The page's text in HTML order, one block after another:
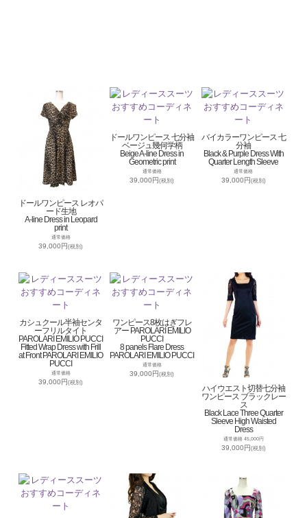
ドールワンピース レオパ
ード生地
A-line Dress in Leopard
print
通常価格
39,000円(税別)
ドールワンピース 七分袖
ベージュ幾何学柄
Beige A-line Dress in
Geometric print
通常価格
39,000円(税別)
バイカラーワンピース 七
分袖
Black & Purple Dress With
Quarter Length Sleeve
通常価格
39,000円(税別)
カシュクール半袖センタ
ーフリルタイト
PAROLARI EMILIO PUCCI
Fitted Wrap Dress with Frill
at Front PAROLARI EMILIO
PUCCI
通常価格
39,000円(税別)
ワンピース8枚はぎフレ
アー PAROLARI EMILIO
PUCCI
8 panels Flare Dress
PAROLARI EMILIO PUCCI
通常価格
39,000円(税別)
ハイウエスト切替七分袖
ワンピース ブラックレー
ス
Black Lace Three Quarter
Sleeve High Waisted
Dress
通常価格 45,000円
39,000円(税別)